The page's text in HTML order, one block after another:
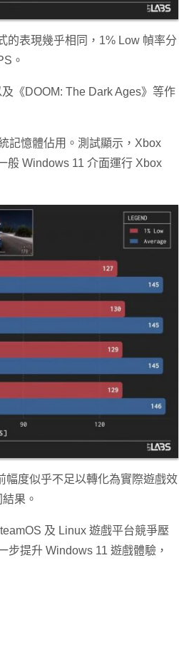
的表現幾乎相同，1% Low 幀率分
。
《DOOM: The Dark Ages》等作
記憶體佔用。測試顯示，Xbox
般 Windows 11 介面運行 Xbox
幅度似乎不足以轉化為實際遊戲效
果。
及 Linux 遊戲平台競爭壓
步提升 Windows 11 遊戲體驗，